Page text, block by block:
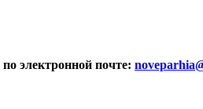
по электронной почте: